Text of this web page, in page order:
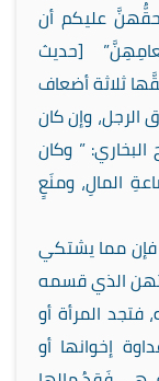
عليكم أن
[حديث
ثلاثة أضعاف
وإن كان
” وكان
المالِ، ومنَعٍ
فإن مما يشتكي
الذي قسمه
المرأة أو
إخوانها أو